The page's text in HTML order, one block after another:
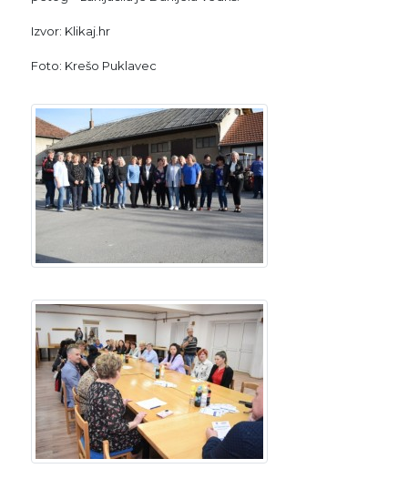
Izvor: Klikaj.hr
Foto: Krešo Puklavec